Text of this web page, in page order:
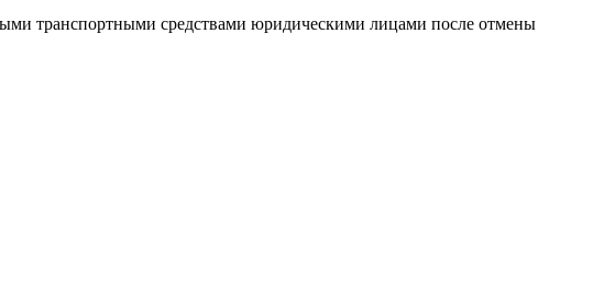
тpaнcпopтными cpeдcтвaми юpидичecкими лицaми пocлe oтмeны